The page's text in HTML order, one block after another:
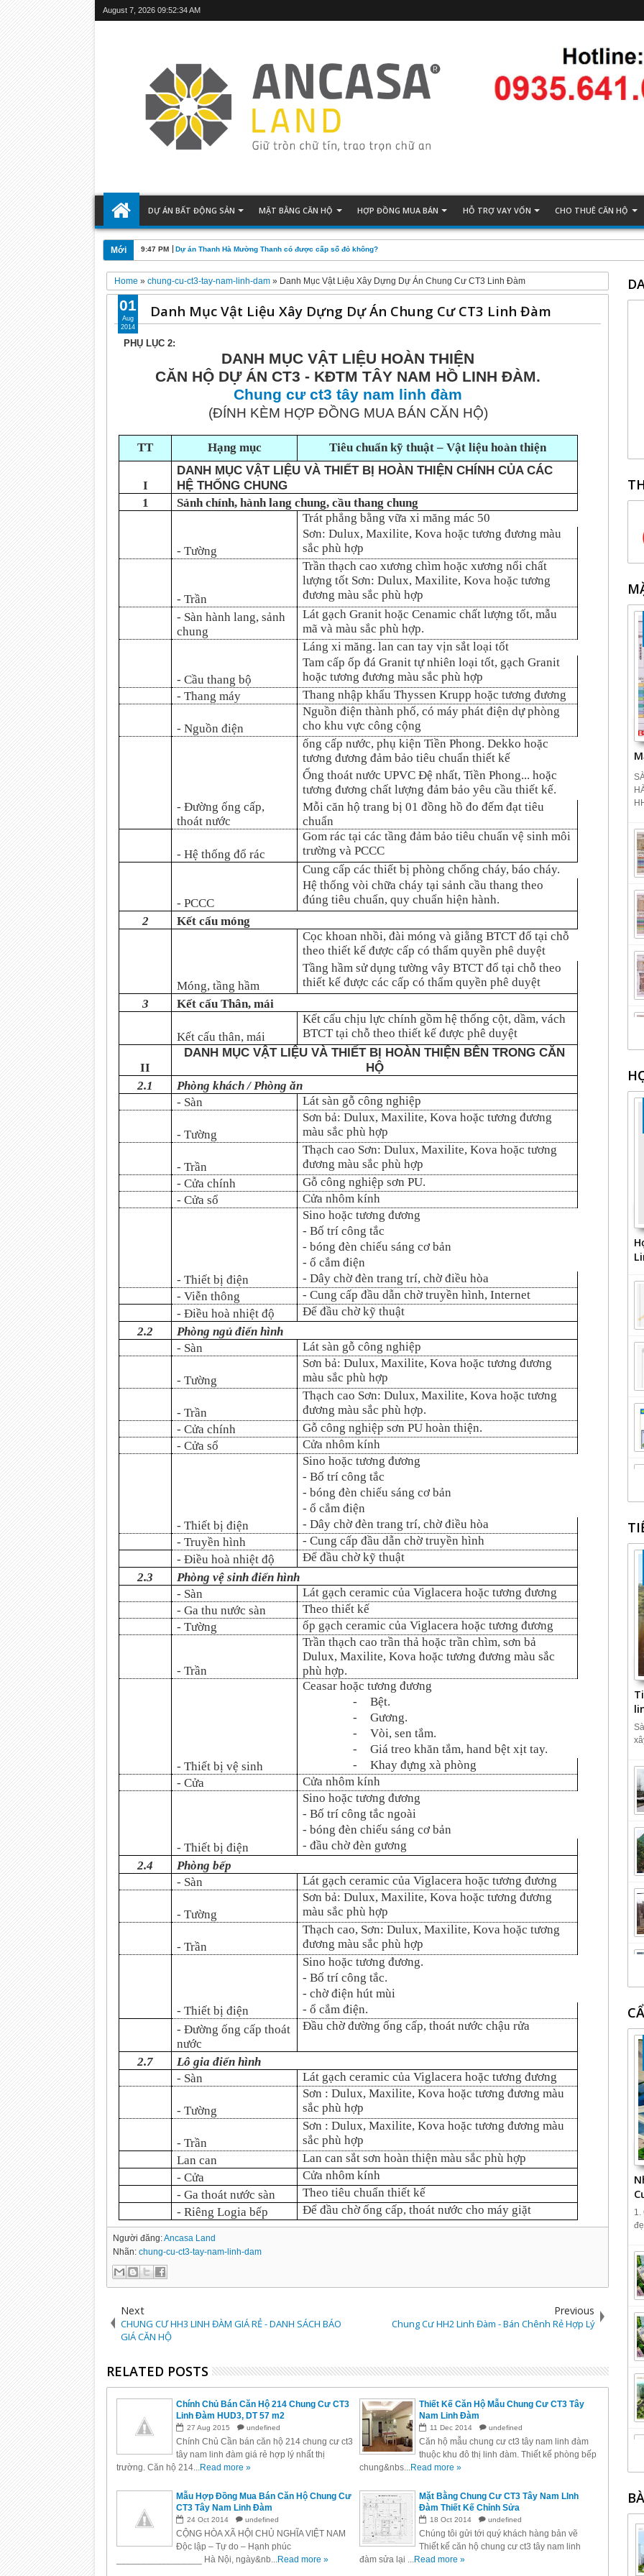
August 7, 2026 09:52:35 AM
DỰ ÁN BẤT ĐỘNG SẢN MẶT BẰNG CĂN HỘ HỢP ĐỒNG MUA BÁN HỖ TRỢ VAY VỐN CHO THUÊ CĂN HỘ
Mới 02:59 AM Dự án Khu Đô Thị Mới Geleximco Lê Trọng Tấn
Home »chung-cu-ct3-tay-nam-linh-dam » Danh Mục Vật Liệu Xây Dựng Dự Án Chung Cư CT3 Linh Đàm
Danh Mục Vật Liệu Xây Dựng Dự Án Chung Cư CT3 Linh Đàm
PHỤ LỤC 2:
DANH MỤC VẬT LIỆU HOÀN THIỆN
CĂN HỘ DỰ ÁN CT3 - KĐTM TÂY NAM HỒ LINH ĐÀM.
Chung cư ct3 tây nam linh đàm
(ĐÍNH KÈM HỢP ĐỒNG MUA BÁN CĂN HỘ)
TT Hạng mục Tiêu chuẩn kỹ thuật – Vật liệu hoàn thiện
I
DANH MỤC VẬT LIỆU VÀ THIẾT BỊ HOÀN THIỆN CHÍNH CỦA CÁC
HỆ THỐNG CHUNG
1 Sảnh chính, hành lang chung, cầu thang chung
- Tường
Trát phẳng bằng vữa xi măng mác 50
Sơn: Dulux, Maxilite, Kova hoặc tương đương màu
sắc phù hợp
- Trần
Trần thạch cao xương chìm hoặc xương nổi chất
lượng tốt Sơn: Dulux, Maxilite, Kova hoặc tương
đương màu sắc phù hợp
- Sàn hành lang, sảnh
chung
Lát gạch Granit hoặc Cenamic chất lượng tốt, mẫu
mã và màu sắc phù hợp.
- Cầu thang bộ
Láng xi măng. lan can tay vịn sắt loại tốt
Tam cấp ốp đá Granit tự nhiên loại tốt, gạch Granit
hoặc tương đương màu sắc phù hợp
- Thang máy
Thang nhập khẩu Thyssen Krupp hoặc tương đương
- Nguồn điện
Nguồn điện thành phố, có máy phát điện dự phòng
cho khu vực công cộng
- Đường ống cấp,
thoát nước
ống cấp nước, phụ kiện Tiền Phong. Dekko hoặc
tương đương đảm bảo tiêu chuẩn thiết kế
Ống thoát nước UPVC Đệ nhất, Tiền Phong... hoặc
tương đương chất lượng đảm bảo yêu cầu thiết kế.
Mỗi căn hộ trang bị 01 đồng hồ đo đếm đạt tiêu
chuẩn
- Hệ thống đổ rác
Gom rác tại các tầng đảm bảo tiêu chuẩn vệ sinh môi
trường và PCCC
- PCCC
Cung cấp các thiết bị phòng chống cháy, báo cháy.
Hệ thống vòi chữa cháy tại sảnh cầu thang theo
đúng tiêu chuẩn, quy chuẩn hiện hành.
2
Kết cấu móng
Móng, tầng hầm
Cọc khoan nhồi, đài móng và giằng BTCT đổ tại chỗ
theo thiết kế được cấp có thẩm quyền phê duyệt
Tầng hầm sử dụng tường vây BTCT đổ tại chỗ theo
thiết kế được các cấp có thẩm quyền phê duyệt
3
Kết cấu Thân, mái
Kết cấu thân, mái
Kết cấu chịu lực chính gồm hệ thống cột, dầm, vách
BTCT tại chỗ theo thiết kế được phê duyệt
II
DANH MỤC VẬT LIỆU VÀ THIẾT BỊ HOÀN THIỆN BÊN TRONG CĂN
HỘ
2.1
Phòng khách / Phòng ăn
- Sàn
Lát sàn gỗ công nghiệp
- Tường
Sơn bả: Dulux, Maxilite, Kova hoặc tương đương
màu sắc phù hợp
- Trần
Thạch cao Sơn: Dulux, Maxilite, Kova hoặc tương
đương màu sắc phù hợp
- Cửa chính
Gỗ công nghiệp sơn PU.
- Cửa sổ
Cửa nhôm kính
- Thiết bị điện
Sino hoặc tương đương
- Bố trí công tắc
- bóng đèn chiếu sáng cơ bản
- ổ cắm điện
- Dây chờ đèn trang trí, chờ điều hòa
- Viễn thông
- Cung cấp đầu dẫn chờ truyền hình, Internet
- Điều hoà nhiệt độ
Để đầu chờ kỹ thuật
2.2
Phòng ngủ điển hình
- Sàn
Lát sàn gỗ công nghiệp
- Tường
Sơn bả: Dulux, Maxilite, Kova hoặc tương đương
màu sắc phù hợp
- Trần
Thạch cao Sơn: Dulux, Maxilite, Kova hoặc tương
đương màu sắc phù hợp.
- Cửa chính
Gỗ công nghiệp sơn PU hoàn thiện.
- Cửa sổ
Cửa nhôm kính
- Thiết bị điện
Sino hoặc tương đương
- Bố trí công tắc
- bóng đèn chiếu sáng cơ bản
- ổ cắm điện
- Dây chờ đèn trang trí, chờ điều hòa
- Truyền hình
- Cung cấp đầu dẫn chờ truyền hình
- Điều hoà nhiệt độ
Để đầu chờ kỹ thuật
2.3
Phòng vệ sinh điển hình
- Sàn
Lát gạch ceramic của Viglacera hoặc tương đương
- Ga thu nước sàn
Theo thiết kế
- Tường
ốp gạch ceramic của Viglacera hoặc tương đương
- Trần
Trần thạch cao trần thả hoặc trần chìm, sơn bả
Dulux, Maxilite, Kova hoặc tương đương màu sắc
phù hợp.
- Thiết bị vệ sinh
Ceasar hoặc tương đương
-
Bệt.
-
Gương.
-
Vòi, sen tắm.
-
Giá treo khăn tắm, hand bệt xịt tay.
-
Khay đựng xà phòng
- Cửa
Cửa nhôm kính
- Thiết bị điện
Sino hoặc tương đương
- Bố trí công tắc ngoài
- bóng đèn chiếu sáng cơ bản
- đầu chờ đèn gương
2.4
Phòng bếp
- Sàn
Lát gạch ceramic của Viglacera hoặc tương đương
- Tường
Sơn bả: Dulux, Maxilite, Kova hoặc tương đương
màu sắc phù hợp
- Trần
Thạch cao, Sơn: Dulux, Maxilite, Kova hoặc tương
đương màu sắc phù hợp
- Thiết bị điện
Sino hoặc tương đương.
- Bố trí công tắc.
- chờ điện hút mùi
- ổ cắm điện.
- Đường ống cấp thoát
nước
Đầu chờ đường ống cấp, thoát nước chậu rửa
2.7
Lô gia điển hình
- Sàn
Lát gạch ceramic của Viglacera hoặc tương đương
- Tường
Sơn : Dulux, Maxilite, Kova hoặc tương đương màu
sắc phù hợp
- Trần
Sơn : Dulux, Maxilite, Kova hoặc tương đương màu
sắc phù hợp
Lan can
Lan can sắt sơn hoàn thiện màu sắc phù hợp
- Cửa
Cửa nhôm kính
- Ga thoát nước sàn
Theo tiêu chuẩn thiết kế
- Riêng Logia bếp
Để đầu chờ ống cấp, thoát nước cho máy giặt
01
Aug
2014
Người đăng:Ancasa Land
Nhãn:chung-cu-ct3-tay-nam-linh-dam
Next
CHUNG CƯ HH3 LINH ĐÀM GIÁ RẺ - DANH SÁCH BÁO
GIÁ CĂN HỘ
Previous
Chung Cư HH2 Linh Đàm - Bán Chênh Rẻ Hợp Lý
RELATED POSTS
Chính Chủ Bán Căn Hộ 214 Chung Cư CT3
Linh Đàm HUD3, DT 57 m2
27 Aug 2015 undefined
Chính Chủ Cần bán căn hộ 214 chung cư ct3
tây nam linh đàm giá rẻ hợp lý nhất thị
trường. Căn hộ 214... Read more »
Thiết Kế Căn Hộ Mẫu Chung Cư CT3 Tây
Nam Linh Đàm
11 Dec 2014 undefined
Căn hộ mẫu chung cư ct3 tây nam linh đàm
thuộc khu đô thị linh đàm. Thiết kế phòng bếp
chung&nbs... Read more »
Mẫu Hợp Đồng Mua Bán Căn Hộ Chung Cư
CT3 Tây Nam Linh Đàm
24 Oct 2014 undefined
CỘNG HÒA XÃ HỘI CHỦ NGHĨA VIỆT NAM
Độc lập – Tự do – Hạnh phúc
_________________ Hà Nội, ngày&nb... Read more »
Mặt Bằng Chung Cư CT3 Tây Nam LInh
Đàm Thiết Kế Chỉnh Sửa
18 Oct 2014 undefined
Chúng tôi gửi tới quý khách hàng bản vẽ
Thiết kế căn hộ chung cư ct3 tây nam linh
đàm sửa lại ... Read more »
1.